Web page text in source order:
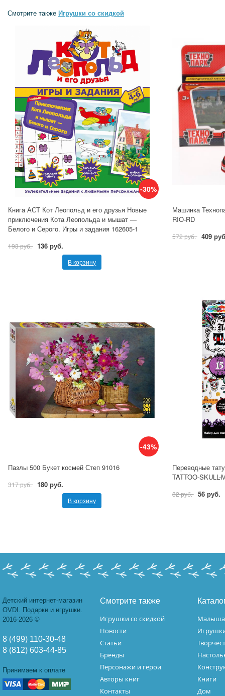
Смотрите также Игрушки со скидкой
-30%
Книга АСТ Кот Леопольд и его друзья Новые
приключения Кота Леопольда и мышат —
Белого и Серого. Игры и задания 162605-1
193 руб. 136 руб.
В корзину
Машинка
RIO-RD
572 руб. 409
-43%
Пазлы 500 Букет космей Степ 91016
317 руб. 180 руб.
В корзину
Переводные
TATTOO-SKULL-
82 руб. 56 руб.
Детский интернет-магазин
OVDI. Подарки и игрушки.
2016-2026 ©
8 (499) 110-30-48
8 (812) 603-44-85
Принимаем к оплате
Смотрите также
Игрушки со скидкой
Новости
Статьи
Бренды
Персонажи и герои
Авторы книг
Контакты
Книги
Дом